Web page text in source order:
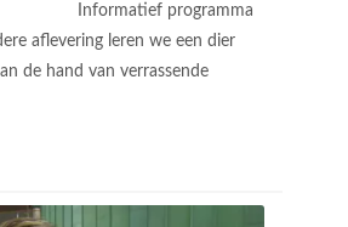
Informatief programma
aflevering leren we een dier
de hand van verrassende